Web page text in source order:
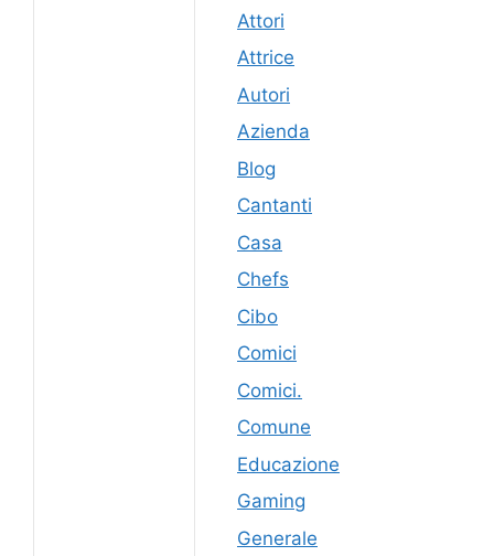
Attori
Attrice
Autori
Azienda
Blog
Cantanti
Casa
Chefs
Cibo
Comici
Comici.
Comune
Educazione
Gaming
Generale